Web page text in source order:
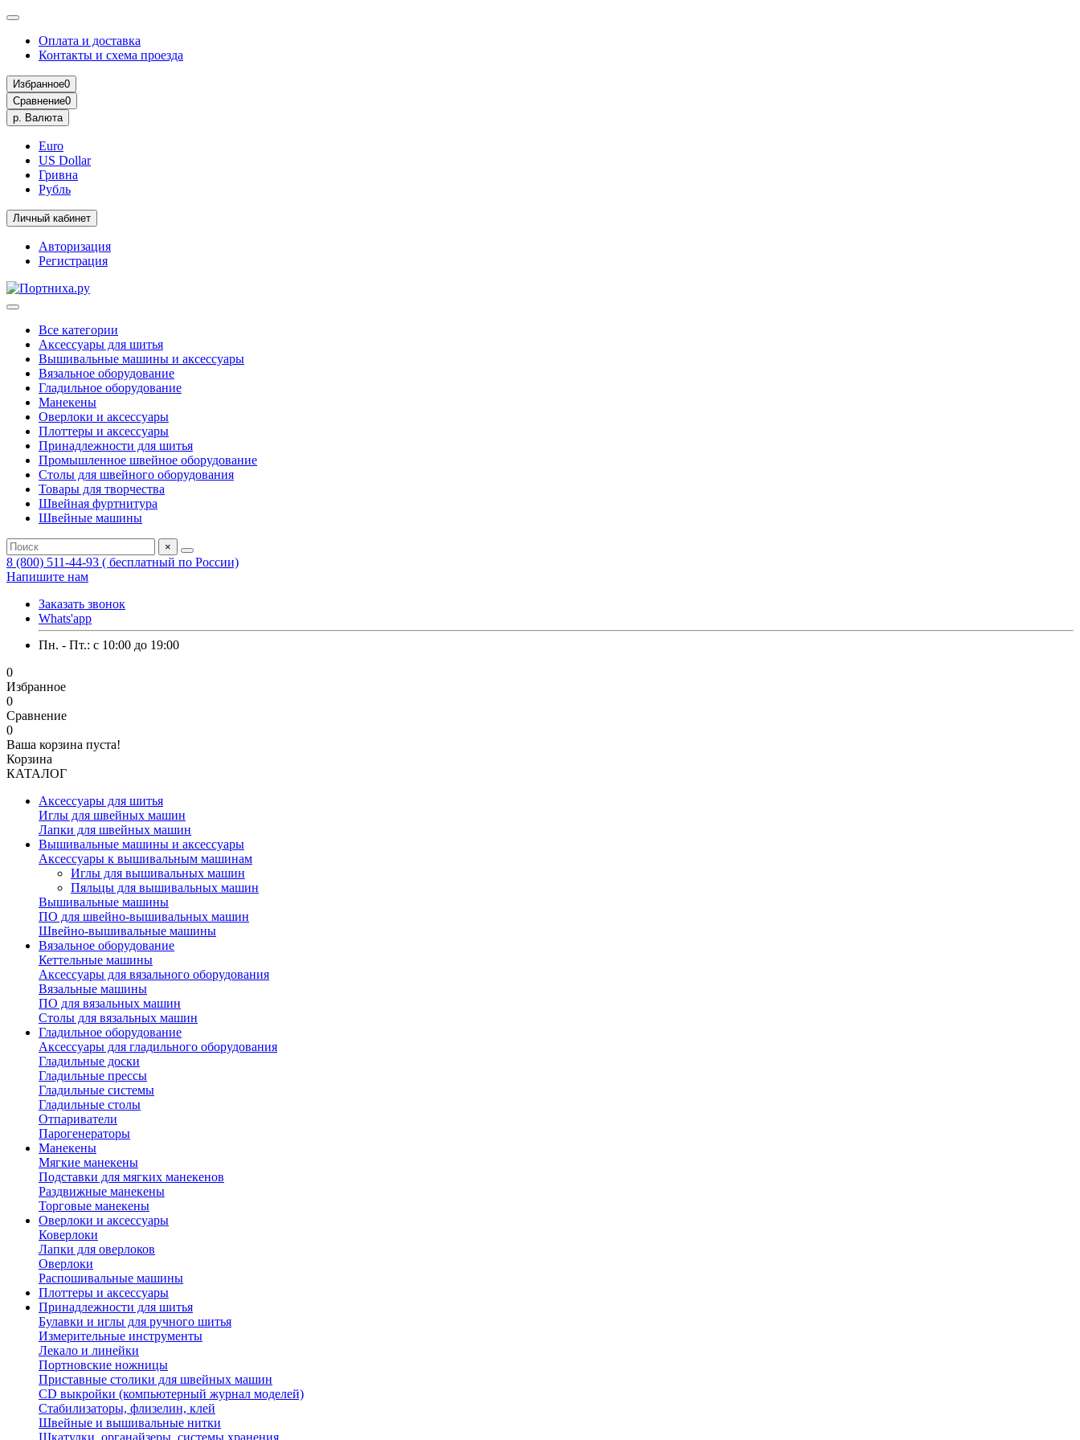
Оплата и доставка
Контакты и схема проезда
Избранное0
Сравнение0
р. Валюта
Euro
US Dollar
Гривна
Рубль
Личный кабинет
Авторизация
Регистрация
Все категории
Аксессуары для шитья
Вышивальные машины и аксессуары
Вязальное оборудование
Гладильное оборудование
Манекены
Оверлоки и аксессуары
Плоттеры и аксессуары
Принадлежности для шитья
Промышленное швейное оборудование
Столы для швейного оборудования
Товары для творчества
Швейная фуртнитура
Швейные машины
×
8 (800) 511-44-93 ( бесплатный по России)
Напишите нам
Заказать звонок
Whats'app
Пн. - Пт.: c 10:00 до 19:00
0
Избранное
0
Сравнение
0
Ваша корзина пуста!
Корзина
КАТАЛОГ
Аксессуары для шитья
Иглы для швейных машин
Лапки для швейных машин
Вышивальные машины и аксессуары
Аксессуары к вышивальным машинам
Иглы для вышивальных машин
Пяльцы для вышивальных машин
Вышивальные машины
ПО для швейно-вышивальных машин
Швейно-вышивальные машины
Вязальное оборудование
Кеттельные машины
Аксессуары для вязального оборудования
Вязальные машины
ПО для вязальных машин
Столы для вязальных машин
Гладильное оборудование
Аксессуары для гладильного оборудования
Гладильные доски
Гладильные прессы
Гладильные системы
Гладильные столы
Отпариватели
Парогенераторы
Манекены
Мягкие манекены
Подставки для мягких манекенов
Раздвижные манекены
Торговые манекены
Оверлоки и аксессуары
Коверлоки
Лапки для оверлоков
Оверлоки
Распошивальные машины
Плоттеры и аксессуары
Принадлежности для шитья
Булавки и иглы для ручного шитья
Измерительные инструменты
Лекало и линейки
Портновские ножницы
Приставные столики для швейных машин
СD выкройки (компьютерный журнал моделей)
Стабилизаторы, флизелин, клей
Швейные и вышивальные нитки
Шкатулки, органайзеры, системы хранения